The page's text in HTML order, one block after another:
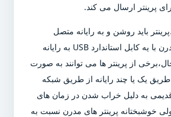
پرینتر ارسال می کند.
باید روشن و به رایانه متصل
شود.بیشتر پرینتر های مدرن با یه کابل استاندارد USB به رایانه
از پرینتر ها می توانند به صورت
یک یا چند رایانه از طریق شبکه
به دلیل خراب شدن در زمان های
خوشبختانه پرینتر های مدرن نسبت به